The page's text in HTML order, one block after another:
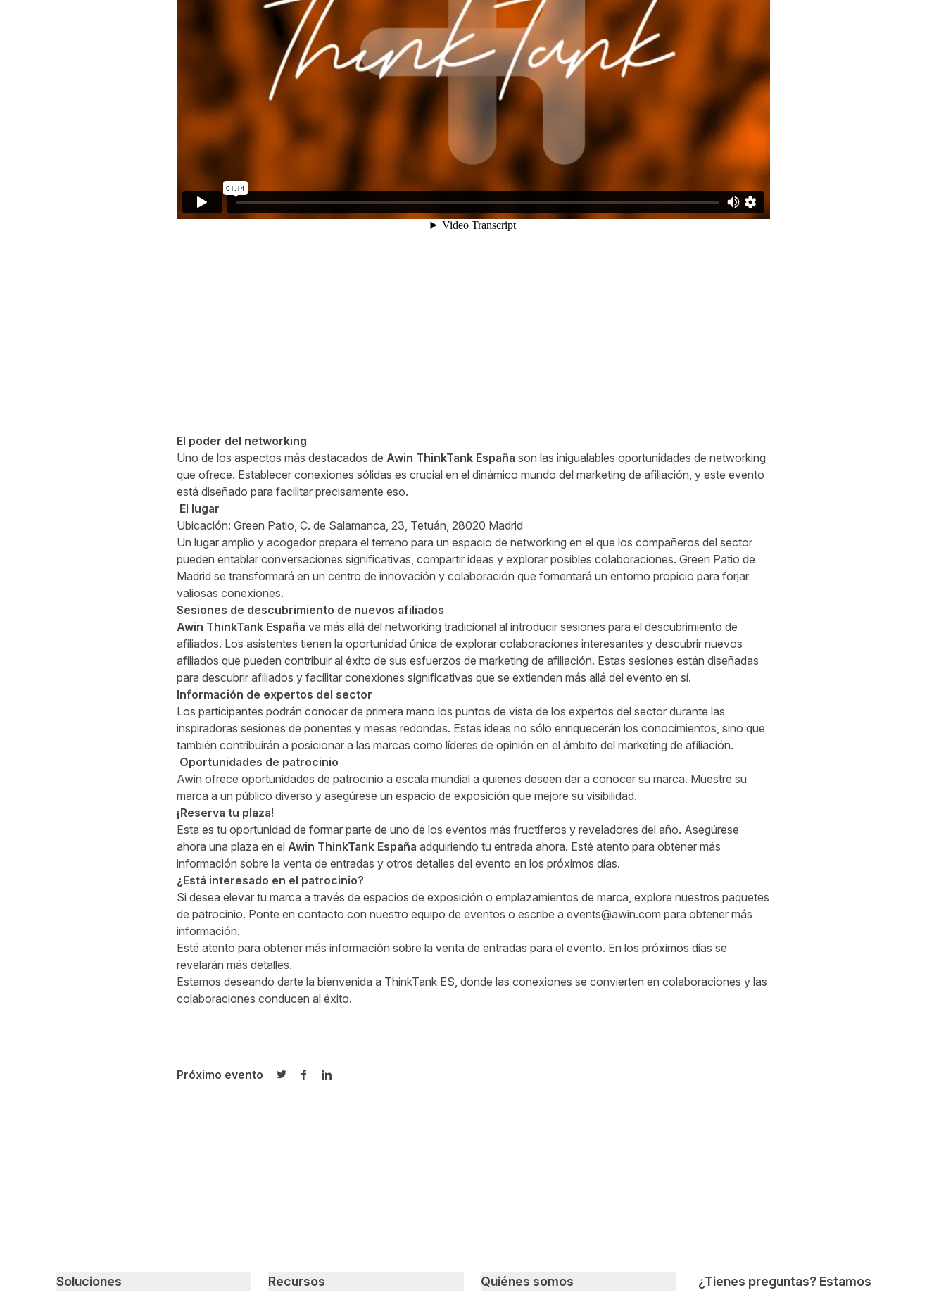
El poder del networking
Uno de los aspectos más destacados de Awin ThinkTank España son las inigualables oportunidades de networking
que ofrece. Establecer conexiones sólidas es crucial en el dinámico mundo del marketing de afiliación, y este evento
está diseñado para facilitar precisamente eso.
El lugar
Ubicación: Green Patio, C. de Salamanca, 23, Tetuán, 28020 Madrid
Un lugar amplio y acogedor prepara el terreno para un espacio de networking en el que los compañeros del sector
pueden entablar conversaciones significativas, compartir ideas y explorar posibles colaboraciones. Green Patio de
Madrid se transformará en un centro de innovación y colaboración que fomentará un entorno propicio para forjar
valiosas conexiones.
Sesiones de descubrimiento de nuevos afiliados
Awin ThinkTank España va más allá del networking tradicional al introducir sesiones para el descubrimiento de
afiliados. Los asistentes tienen la oportunidad única de explorar colaboraciones interesantes y descubrir nuevos
afiliados que pueden contribuir al éxito de sus esfuerzos de marketing de afiliación. Estas sesiones están diseñadas
para descubrir afiliados y facilitar conexiones significativas que se extienden más allá del evento en sí.
Información de expertos del sector
Los participantes podrán conocer de primera mano los puntos de vista de los expertos del sector durante las
inspiradoras sesiones de ponentes y mesas redondas. Estas ideas no sólo enriquecerán los conocimientos, sino que
también contribuirán a posicionar a las marcas como líderes de opinión en el ámbito del marketing de afiliación.
Oportunidades de patrocinio
Awin ofrece oportunidades de patrocinio a escala mundial a quienes deseen dar a conocer su marca. Muestre su
marca a un público diverso y asegúrese un espacio de exposición que mejore su visibilidad.
¡Reserva tu plaza!
Esta es tu oportunidad de formar parte de uno de los eventos más fructíferos y reveladores del año. Asegúrese
ahora una plaza en el Awin ThinkTank España adquiriendo tu entrada ahora. Esté atento para obtener más
información sobre la venta de entradas y otros detalles del evento en los próximos días.
¿Está interesado en el patrocinio?
Si desea elevar tu marca a través de espacios de exposición o emplazamientos de marca, explore nuestros paquetes
de patrocinio. Ponte en contacto con nuestro equipo de eventos o escribe a events@awin.com para obtener más
información.
Esté atento para obtener más información sobre la venta de entradas para el evento. En los próximos días se
revelarán más detalles.
Estamos deseando darte la bienvenida a ThinkTank ES, donde las conexiones se convierten en colaboraciones y las
colaboraciones conducen al éxito.
Próximo evento
Compartir en Twitter
Compartir en Facebook
Compartir en LinkedIn
¿Tienes preguntas? Estamos
Primary footer navigation
Soluciones Recursos Quiénes somos